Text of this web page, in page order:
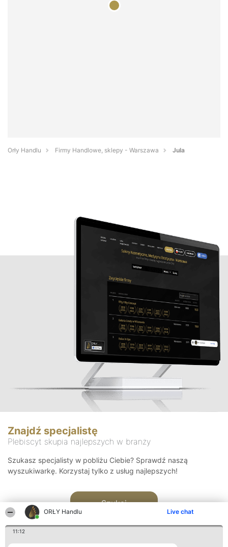
ORŁY Handlu Live chat
11:12
Orły Handlu Firmy Handlowe, sklepy - Warszawa Jula
Znajdź specjalistę
Plebiscyt skupia najlepszych w branży
Szukasz specjalisty w pobliżu Ciebie? Sprawdź naszą
wyszukiwarkę. Korzystaj tylko z usług najlepszych!
Szukaj